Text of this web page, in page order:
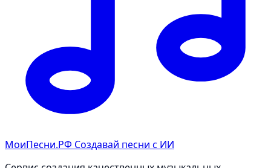
МоиПесни.РФ Создавай песни с ИИ